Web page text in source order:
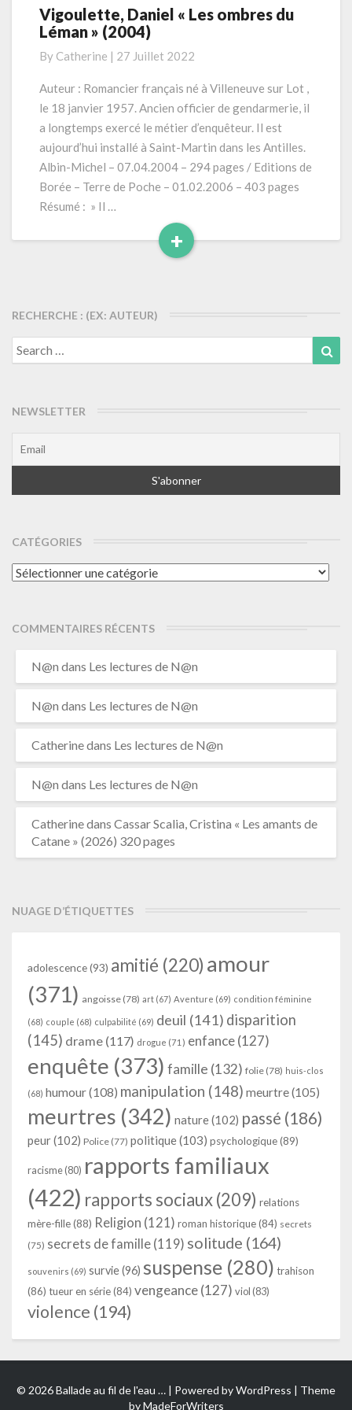
Vigoulette,
Daniel
Les
ombres
Léman
»
(2004)
Vigoulette, Daniel « Les ombres du
Léman » (2004)
By Catherine | 27 Juillet 2022
Auteur : Romancier français né à Villeneuve sur Lot ,
le 18 janvier 1957. Ancien officier de gendarmerie, il
a longtemps exercé le métier d’enquêteur. Il est
aujourd’hui installé à Saint-Martin dans les Antilles.
Albin-Michel – 07.04.2004 – 294 pages / Editions de
Borée – Terre de Poche – 01.02.2006 – 403 pages
Résumé : » Il …
+
Read
RECHERCHE : (EX: AUTEUR)
Search
for:
NEWSLETTER
CATÉGORIES
Catégories
COMMENTAIRES RÉCENTS
N@n dans Les lectures de N@n
N@n dans Les lectures de N@n
Catherinedans Les lectures de N@n
N@n dans Les lectures de N@n
Catherinedans Cassar Scalia, Cristina « Les amants de
Catane » (2026) 320 pages
NUAGE D’ÉTIQUETTES
adolescence(93) amitié (220) amour
(371) angoisse (78) art (67) Aventure (69) condition féminine
(68) couple (68) culpabilité (69) deuil (141) disparition
(145) drame (117) drogue (71) enfance(127)
enquête (373) famille (132) folie (78) huis-clos
(68) humour(108) manipulation (148) meurtre(105)
meurtres (342) nature(102) passé (186)
peur(102) Police (77) politique(103) psychologique(89)
racisme (80) rapports familiaux
(422) rapports sociaux(209) relations
mère-fille(88) Religion (121) roman historique(84) secrets
(75) secrets de famille (119) solitude (164)
souvenirs (69) survie(96) suspense (280) trahison
(86) tueur en série(84) vengeance(127) viol (83)
violence (194)
© 2026 Ballade au fil de l'eau … | Powered byWordPress | Theme
byMadeForWriters